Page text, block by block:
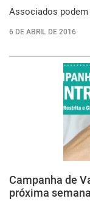
Associados podem
6 DE ABRIL DE 2016
Campanha de
próxima semana